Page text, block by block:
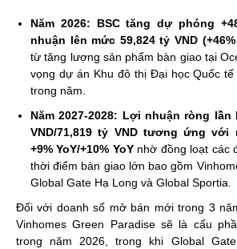
Năm 2026: BSC tăng dự phóng
nhuận lên mức 59,824 tỷ VND (+46%
từ tăng lượng sản phẩm bàn giao tại
vọng dự án Khu đô thị Đại học Quốc
trong năm.
Năm 2027-2028: Lợi nhuận ròng
VND/71,819 tỷ VND tương ứng
+9% YoY/+10% YoY nhờ đồng loạt các
thời điểm bàn giao lớn bao gồm
Global Gate Hạ Long và Global Sportia.
Đối với doanh số mở bán mới trong 3
Vinhomes Green Paradise sẽ là cấu
trong năm 2026, trong khi Global